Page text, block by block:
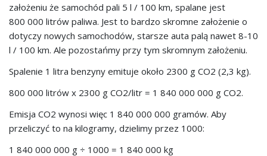
założeniu że samochód pali 5 l / 100 km, spalane jest
800 000 litrów paliwa. Jest to bardzo skromne założenie o
dotyczy nowych samochodów, starsze auta palą nawet 8-10
l / 100 km. Ale pozostańmy przy tym skromnym założeniu.
Spalenie 1 litra benzyny emituje około 2300 g CO2 (2,3 kg).
800 000 litrów x 2300 g CO2/litr = 1 840 000 000 g CO2.
Emisja CO2 wynosi więc 1 840 000 000 gramów. Aby
przeliczyć to na kilogramy, dzielimy przez 1000:
1 840 000 000 g ÷ 1000 = 1 840 000 kg